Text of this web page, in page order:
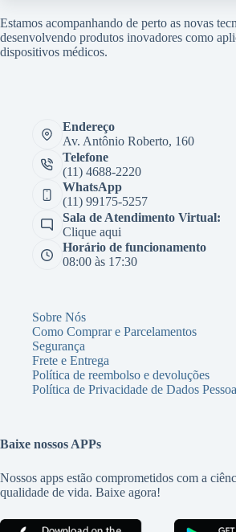
Estamos acompanhando de perto as novas
desenvolvendo produtos inovadores como
dispositivos médicos.
Endereço
Av. Antônio Roberto, 160
Telefone
(11) 4688-2220
WhatsApp
(11) 99175-5257
Sala de Atendimento Virtual:
Clique aqui
Horário de funcionamento
08:00 às 17:30
Sobre Nós
Como Comprar e Parcelamentos
Segurança
Frete e Entrega
Política de reembolso e devoluções
Política de Privacidade de Dados
Baixe nossos APPs
Nossos apps estão comprometidos com a
qualidade de vida. Baixe agora!